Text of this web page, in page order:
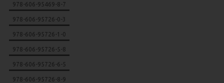
978-606-95469-8-7
978-606-95726-0-3
978-606-95726-1-0
978-606-95726-5-8
978-606-95726-6-5
978-606-95726-8-9